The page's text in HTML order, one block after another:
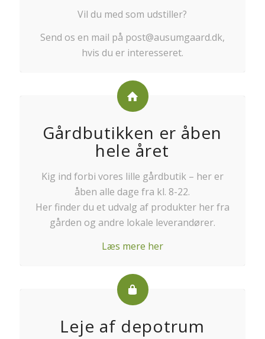
Vil du med som udstiller?
Send os en mail på post@ausumgaard.dk,
hvis du er interesseret.
Gårdbutikken er åben
hele året
Kig ind forbi vores lille gårdbutik – her er
åben alle dage fra kl. 8-22.
Her finder du et udvalg af produkter her fra
gården og andre lokale leverandører.
Læs mere her
Leje af depotrum